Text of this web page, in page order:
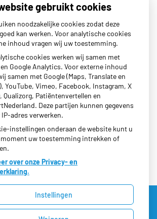
naar de dokter?
gebruikt cookies
noodzakelijke cookies zodat deze
kan werken. Voor analytische cookies
inhoud vragen wij uw toestemming.
cookies werken wij samen met
Google Analytics. Voor externe inhoud
samen met Google (Maps, Translate en
YouTube, Vimeo, Facebook, Instagram, X
Qualizorg, Patiëntenvertellen en
Deze partijen kunnen gegevens
IP-adres verwerken.
instellingen onderaan de website kunt u
uw toestemming intrekken of
over onze Privacy- en
Instellingen